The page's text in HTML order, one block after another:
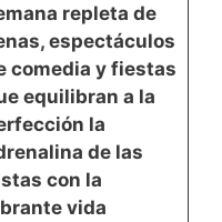
repleta de
espectáculos
comedia y fiestas
equilibran a la
la
de las
con la
vida